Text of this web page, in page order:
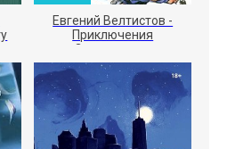
Евгений Велтистов -
Приключения
Электроника